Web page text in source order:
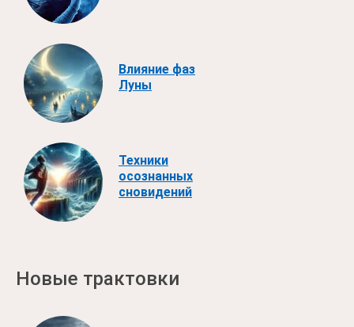
Влияние фаз
Луны
Техники
осознанных
сновидений
Новые трактовки